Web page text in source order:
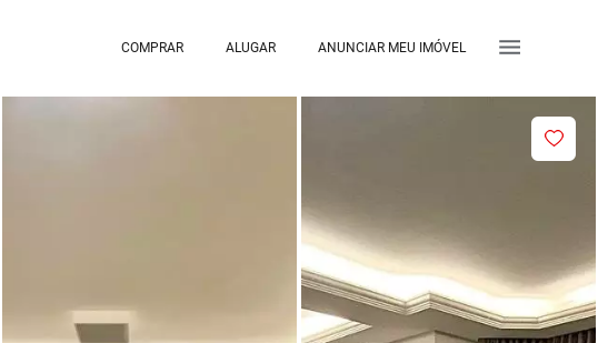
COMPRAR ALUGAR ANUNCIAR MEU IMÓVEL